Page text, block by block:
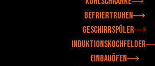
Gefriertruhen
Geschirrspüler
Induktionskochfelder
Einbauöfen